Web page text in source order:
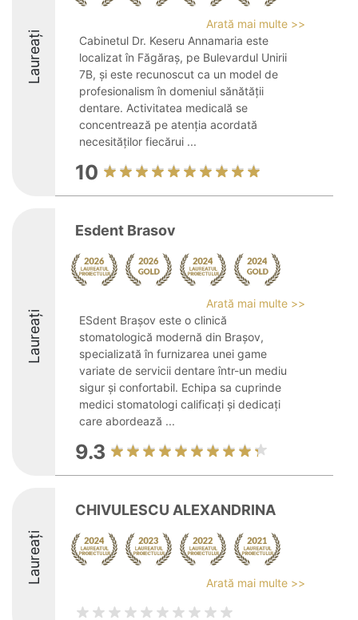
Laureați
Arată mai multe >>
Cabinetul Dr. Keseru Annamaria este
localizat în Făgăraș, pe Bulevardul Unirii
7B, și este recunoscut ca un model de
profesionalism în domeniul sănătății
dentare. Activitatea medicală se
concentrează pe atenția acordată
necesităților fiecărui ...
10
Laureați
Esdent Brasov
Arată mai multe >>
ESdent Brașov este o clinică
stomatologică modernă din Brașov,
specializată în furnizarea unei game
variate de servicii dentare într-un mediu
sigur și confortabil. Echipa sa cuprinde
medici stomatologi calificați și dedicați
care abordează ...
9.3
Laureați
CHIVULESCU ALEXANDRINA
Arată mai multe >>